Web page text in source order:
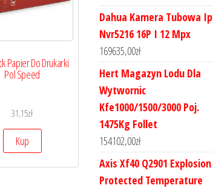
Papier Do Drukarki
Pol Speed
31,15zł
Kup
Dahua Kamera Tubowa Ip
Nvr5216 16P I 12 Mpx
169635,00zł
Hert Magazyn Lodu Dla
Wytwornic
Kfe1000/1500/3000 Poj.
1475Kg Follet
154102,00zł
Axis Xf40 Q2901 Explosion
Protected Temperature